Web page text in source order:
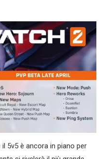
5v5 è ancora in piano per